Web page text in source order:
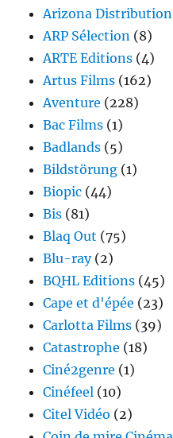
Arizona Distribution
ARP Sélection (8)
ARTE Editions (4)
Artus Films (162)
Aventure (228)
Bac Films (1)
Badlands (5)
Bildstörung (1)
Biopic (44)
Bis (81)
Blaq Out (75)
Blu-ray(2)
BQHL Editions (45)
Cape et d'épée (23)
Carlotta Films (39)
Catastrophe (18)
Ciné2genre (1)
Cinéfeel (10)
Citel Vidéo (2)